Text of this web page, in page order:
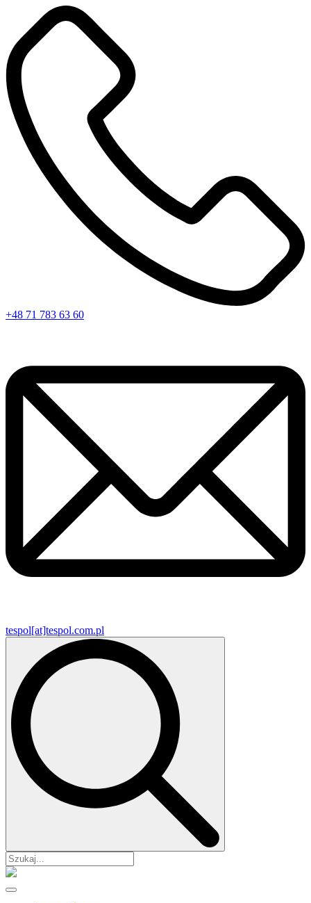
+48 71 783 63 60
tespol[at]tespol.com.pl
Search